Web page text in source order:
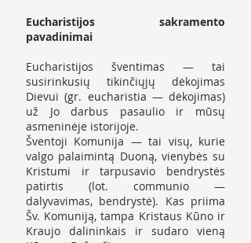
Eucharistijos sakramento
pavadinimai
Eucharistijos šventimas — tai
susirinkusių tikinčiųjų dėkojimas
Dievui (gr. eucharistia — dėkojimas)
už Jo darbus pasaulio ir mūsų
asmeninėje istorijoje.
Šventoji Komunija — tai visų, kurie
valgo palaimintą Duoną, vienybės su
Kristumi ir tarpusavio bendrystės
patirtis (lot. communio —
dalyvavimas, bendrystė). Kas priima
Šv. Komuniją, tampa Kristaus Kūno ir
Kraujo dalininkais ir sudaro vieną